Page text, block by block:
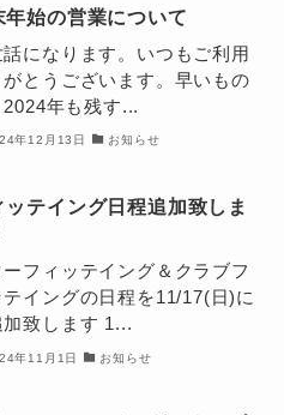
年始の営業について
話になります。いつもご利用
がとうございます。早いもの
2024年も残す...
年12月13日 お知らせ
ッテイング日程追加致しま
ーフィッテイング＆クラブフ
テイングの日程を11/17(日)に
加致します 1...
年11月1日 お知らせ